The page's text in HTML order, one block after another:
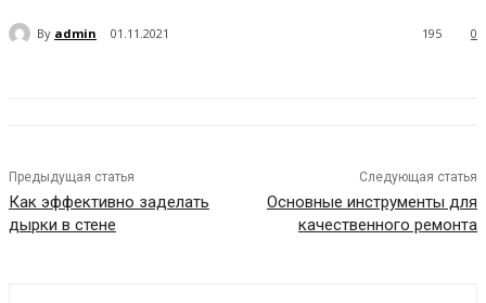
By admin 01.11.2021 0
195
Предыдущая статья
Как эффективно заделать
дырки в стене
Следующая статья
Основные инструменты для
качественного ремонта